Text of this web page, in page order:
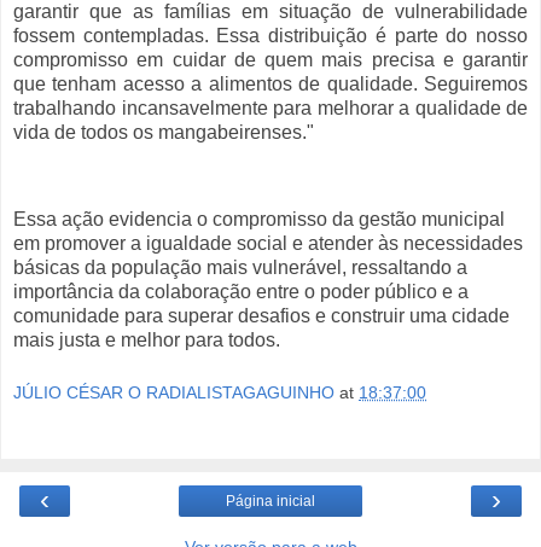
garantir que as famílias em situação de vulnerabilidade
fossem contempladas. Essa distribuição é parte do nosso
compromisso em cuidar de quem mais precisa e garantir
que tenham acesso a alimentos de qualidade. Seguiremos
trabalhando incansavelmente para melhorar a qualidade de
vida de todos os mangabeirenses."
Essa ação evidencia o compromisso da gestão municipal
em promover a igualdade social e atender às necessidades
básicas da população mais vulnerável, ressaltando a
importância da colaboração entre o poder público e a
comunidade para superar desafios e construir uma cidade
mais justa e melhor para todos.
JÚLIO CÉSAR O RADIALISTAGAGUINHO at 18:37:00
‹ ›
Página inicial